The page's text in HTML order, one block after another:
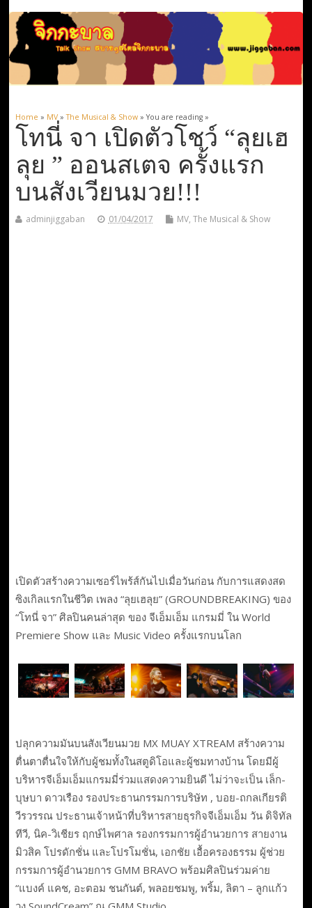
Home » MV»The Musical & Show» You are reading »
โทนี่ จา เปิดตัวโชว์ “ลุยเฮ
ลุย ” ออนสเตจ ครั้งแรก
บนสังเวียนมวย!!!
adminjiggaban 01/04/2017 MV, The Musical & Show
เปิดตัวสร้างความเซอร์ไพร้ส์กันไปเมื่อวันก่อน กับการแสดงสด
ซิงเกิลแรกในชีวิต เพลง “ลุยเฮลุย” (GROUNDBREAKING) ของ
“โทนี่ จา” ศิลปินคนล่าสุด ของ จีเอ็มเอ็ม แกรมมี่ ใน World
Premiere Show และ Music Video ครั้งแรกบนโลก
ปลุกความมันบนสังเวียนมวย MX MUAY XTREAM สร้างความ
ตื่นตาตื่นใจให้กับผู้ชมทั้งในสตูดิโอและผู้ชมทางบ้าน โดยมีผู้
บริหารจีเอ็มเอ็มแกรมมี่ร่วมแสดงความยินดี ไม่ว่าจะเป็น เล็ก-
บุษบา ดาวเรือง รองประธานกรรมการบริษัท , บอย-ถกลเกียรติ
วีรวรรณ ประธานเจ้าหน้าที่บริหารสายธุรกิจจีเอ็มเอ็ม วัน ดิจิทัล
ทีวี, นิค-วิเชียร ฤกษ์ไพศาล รองกรรมการผู้อำนวยการ สายงาน
มิวสิค โปรดักชั่น และโปรโมชั่น, เอกชัย เอื้อครองธรรม ผู้ช่วย
กรรมการผู้อำนวยการ GMM BRAVO พร้อมศิลปินร่วมค่าย
“แบงค์ แคช, อะตอม ชนกันต์, พลอยชมพู, พริ้ม, ลิตา – ลูกแก้ว